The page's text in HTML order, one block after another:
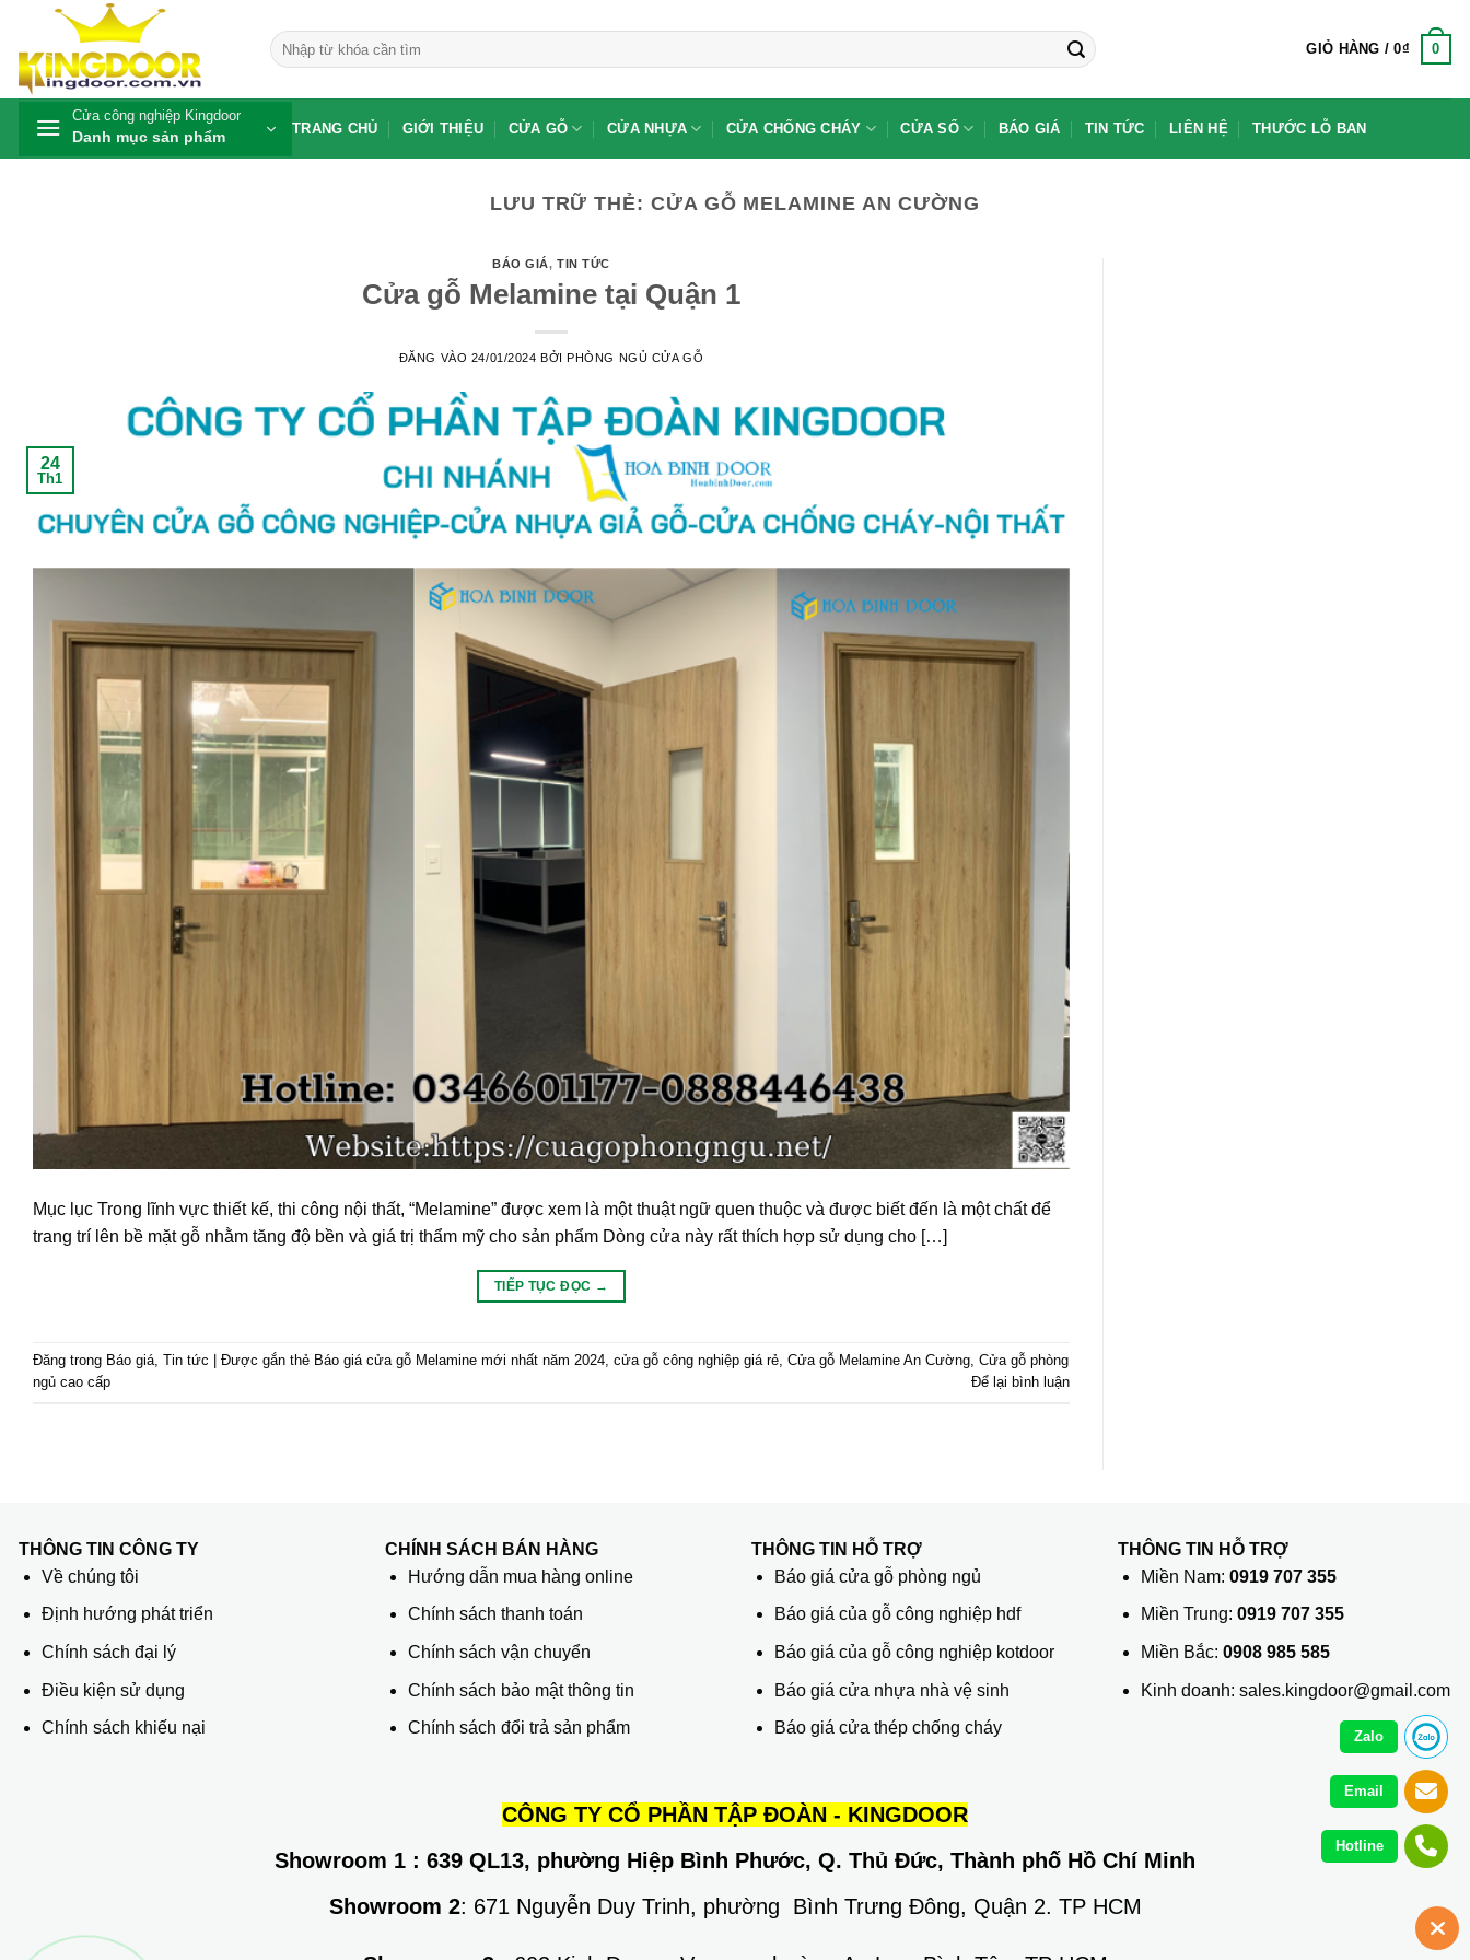
nội
dung
Tìm
kiếm:
GIỎ HÀNG /0₫ 0
Cửa công nghiệp Kingdoor
Danh mục sản phẩm TRANG CHỦ GIỚI THIỆU CỬA GỖ CỬA NHỰA CỬA CHỐNG CHÁY CỬA SỔ BÁO GIÁ TIN TỨC LIÊN HỆ THƯỚC LỖ BAN
LƯU TRỮ THẺ: CỬA GỖ MELAMINE AN CƯỜNG
BÁO GIÁ,TIN TỨC
Cửa gỗ Melamine tại Quận 1
ĐĂNG VÀO 24/01/2024 BỞIPHÒNG NGỦ CỬA GỖ
24
Th1
Mục lục Trong lĩnh vực thiết kế, thi công nội thất, “Melamine” được xem là một thuật ngữ quen thuộc và được biết đến là một chất để
trang trí lên bề mặt gỗ nhằm tăng độ bền và giá trị thẩm mỹ cho sản phẩm Dòng cửa này rất thích hợp sử dụng cho […]
TIẾP TỤC ĐỌC →
Đăng trong Báo giá, Tin tức Được gắn thẻ Báo giá cửa gỗ Melamine mới nhất năm 2024, cửa gỗ công nghiệp giá rẻ, Cửa gỗ Melamine An Cường, Cửa gỗ phòng
ngủ cao cấp
Để lại bình luận
THÔNG TIN CÔNG TY
Về chúng tôi
Định hướng phát triển
Chính sách đại lý
Điều kiện sử dụng
Chính sách khiếu nại
CHÍNH SÁCH BÁN HÀNG
Hướng dẫn mua hàng online
Chính sách thanh toán
Chính sách vận chuyển
Chính sách bảo mật thông tin
Chính sách đổi trả sản phẩm
THÔNG TIN HỖ TRỢ
Báo giá cửa gỗ phòng ngủ
Báo giá của gỗ công nghiệp hdf
Báo giá của gỗ công nghiệp kotdoor
Báo giá cửa nhựa nhà vệ sinh
Báo giá cửa thép chống cháy
THÔNG TIN HỖ TRỢ
Miền Nam: 0919 707 355
Miền Trung: 0919 707 355
Miền Bắc: 0908 985 585
Kinh doanh: sales.kingdoor@gmail.com
CÔNG TY CỔ PHẦN TẬP ĐOÀN - KINGDOOR
Showroom 1 : 639 QL13, phường Hiệp Bình Phước, Q. Thủ Đức, Thành phố Hồ Chí Minh
Showroom 2: 671 Nguyễn Duy Trinh, phường Bình Trưng Đông, Quận 2. TP HCM
Zalo
Email
Hotline